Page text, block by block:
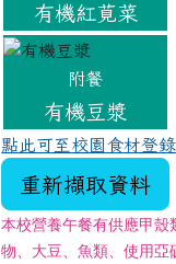
有機紅莧菜
附餐
有機豆漿
點此可至校園食材登
重新擷取資料
本校營養午餐有供應甲
物、大豆、魚類、使用亞